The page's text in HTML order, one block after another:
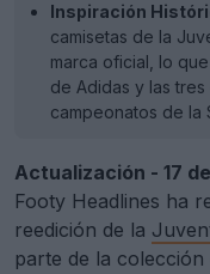
Inspiración
camisetas de la
marca oficial, lo
de Adidas y las
campeonatos de la
Actualización - 17
Footy Headlines ha
reedición de la
parte de la